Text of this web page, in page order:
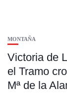
MONTAÑA
Victoria de
el Tramo
Mª de la